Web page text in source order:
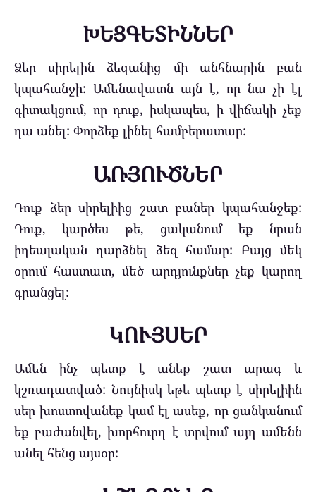
ԽԵՑԳԵՏԻՆՆԵՐ
Ձեր սիրելին ձեզանից մի անհնարին բան
կպահանջի: Ամենավատն այն է, որ նա չի էլ
գիտակցում, որ դուք, իսկապես, ի վիճակի չեք
դա անել: Փորձեք լինել համբերատար:
ԱՌՅՈՒԾՆԵՐ
Դուք ձեր սիրելիից շատ բաներ կպահանջեք:
Դուք, կարծես թե, ցականում եք նրան
իդեալական դարձնել ձեզ համար: Բայց մեկ
օրում հաստատ, մեծ արդյունքներ չեք կարող
գրանցել:
ԿՈՒՅՍԵՐ
Ամեն ինչ պետք է անեք շատ արագ և
կշռադատված: Նույնիսկ եթե պետք է սիրելիին
սեր խոստովանեք կամ էլ ասեք, որ ցանկանում
եք բաժանվել, խորհուրդ է տրվում այդ ամենն
անել հենց այսօր: